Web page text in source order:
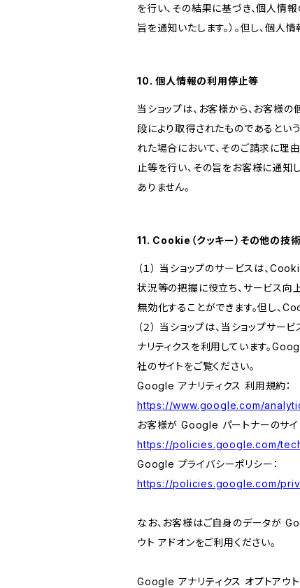
を行い、その結果に基づき、個人情
旨を通知いたします。）。但し、個
10. 個人情報の利用停止等
当ショップは、お客様から、お客様
段により取得されたものであるとい
れた場合において、そのご請求に理
止等を行い、その旨をお客様に通知
ありません。
11. Cookie（クッキー）その他の技
（１） 当ショップのサービスは、
状況等の把握に役立ち、サービス向
無効化することができます。但し、
（２） 当ショップは、当ショップ
ナリティクスを利用しています。
社のサイトをご覧ください。
Google アナリティクス 利用規約：
https://www.google.com/
お客様が Google パートナーのサイ
https://policies.google.com/
Google プライバシーポリシー：
https://policies.google.com/
なお、お客様はご自身のデータが
ウト アドオンをご利用ください。
Google アナリティクス オプトアウト